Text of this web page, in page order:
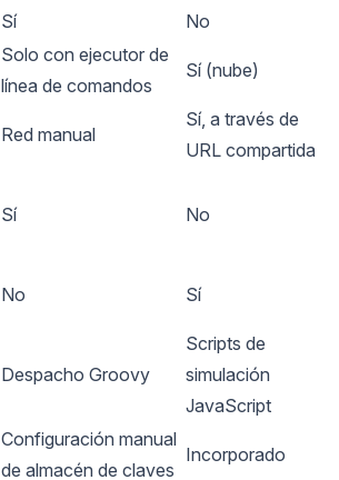
Sí No
Solo con ejecutor de
línea de comandos
Sí (nube)
Red manual
Sí, a través de
URL compartida
Sí No
No Sí
Despacho Groovy
Scripts de
simulación
JavaScript
Configuración manual
de almacén de claves
Incorporado